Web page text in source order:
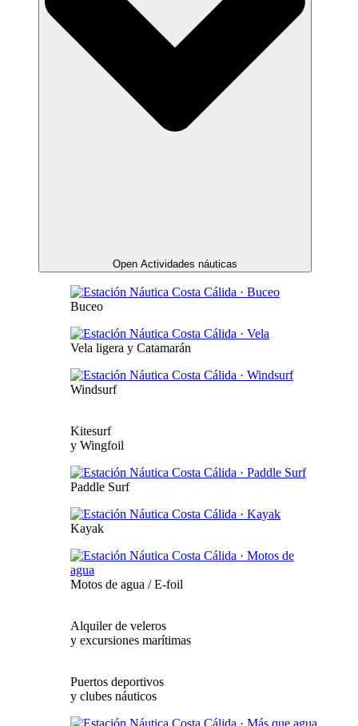
Open Actividades náuticas
Buceo
Vela ligera y Catamarán
Windsurf
Kitesurf
y Wingfoil
Paddle Surf
Kayak
Motos de agua / E-foil
Alquiler de veleros
y excursiones marítimas
Puertos deportivos
y clubes náuticos